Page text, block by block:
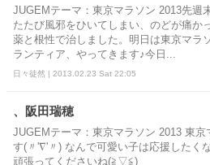
JUGEMテーマ：東京マラソン 2013先週
たたび風邪をひいてしまい、のどが痛か
薬と根性で治しました。明日は東京マラ
ランティア、やってきます♪今日...
日々徒然 | 2013.02.23 Sat 22:05
、阪田瑞穂
JUGEMテーマ：東京マラソン 2013 東
す(〃'∇'〃) なんで可愛い子は応援したく
頑張ってくださいね(≧▽≦)